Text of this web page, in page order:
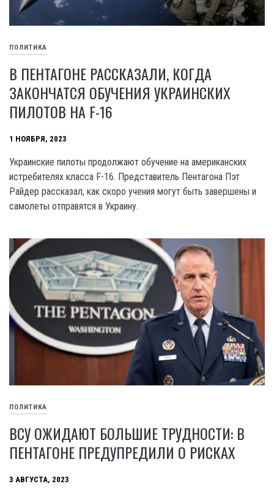
ПОЛИТИКА
В ПЕНТАГОНЕ РАССКАЗАЛИ, КОГДА
ЗАКОНЧАТСЯ ОБУЧЕНИЯ УКРАИНСКИХ
ПИЛОТОВ НА F-16
1 НОЯБРЯ, 2023
Украинские пилоты продолжают обучение на американских
истребителях класса F-16. Представитель Пентагона Пэт
Райдер рассказал, как скоро учения могут быть завершены и
самолеты отправятся в Украину.
ПОЛИТИКА
ВСУ ОЖИДАЮТ БОЛЬШИЕ ТРУДНОСТИ: В
ПЕНТАГОНЕ ПРЕДУПРЕДИЛИ О РИСКАХ
3 АВГУСТА, 2023